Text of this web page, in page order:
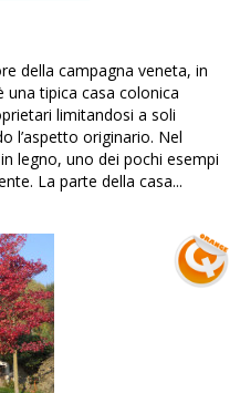
della campagna veneta, in
una tipica casa colonica
limitandosi a soli
l’aspetto originario. Nel
legno, uno dei pochi esempi
La parte della casa...